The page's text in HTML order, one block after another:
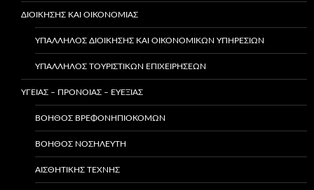
ΔΙΟΙΚΗΣΗΣ ΚΑΙ ΟΙΚΟΝΟΜΙΑΣ
ΥΠΆΛΛΗΛΟΣ ΔΙΟΊΚΗΣΗΣ ΚΑΙ ΟΙΚΟΝΟΜΙΚΏΝ ΥΠΗΡΕΣΙΏΝ
ΥΠΑΛΛΗΛΟΣ ΤΟΥΡΙΣΤΙΚΩΝ ΕΠΙΧΕΙΡΗΣΕΩΝ
ΥΓΕΙΑΣ – ΠΡΟΝΟΙΑΣ – ΕΥΕΞΙΑΣ
ΒΟΗΘΌΣ ΒΡΕΦΟΝΗΠΙΟΚΌΜΩΝ
ΒΟΗΘΌΣ ΝΟΣΗΛΕΥΤΉ
ΑΙΣΘΗΤΙΚΉΣ ΤΈΧΝΗΣ